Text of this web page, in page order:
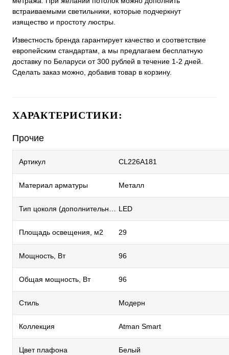
встраиваемыми светильники, которые подчеркнут
изящество и простоту люстры.
Известность бренда гарантирует качество и соответствие
европейским стандартам, а мы предлагаем бесплатную
доставку по Беларуси от 300 рублей в течение 1-2 дней.
Сделать заказ можно, добавив товар в корзину.
ХАРАКТЕРИСТИКИ:
Прочие
Артикул CL226A181
Материал арматуры Металл
LED
Площадь освещения, м2 29
Мощность, Вт 96
Общая мощность, Вт 96
Стиль Модерн
Коллекция Atman Smart
Цвет плафона Белый